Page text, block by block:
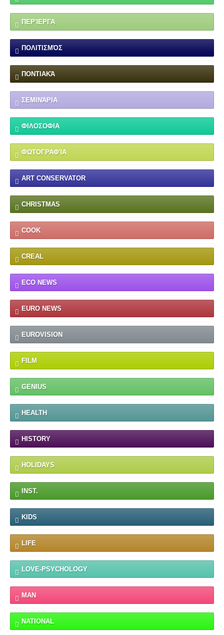
ΠΕΡΊΕΡΓΑ
ΠΟΛΙΤΙΣΜΌΣ
ΠΟΝΤΙΑΚΆ
ΣΕΜΙΝΆΡΙΑ
ΦΙΛΟΣΟΦΙΑ
ΦΩΤΟΓΡΑΦΊΑ
ART CONSERVATOR
CHRISTMAS
COOK
CREAL
ECO NEWS
EURO NEWS
EUROVISION
FILM
GENIUS
HEALTH
HISTORY
HOLIDAYS
INST.
KIDS
LIFE
LOVE-PSYCHOLOGY
MAN
NATIONAL